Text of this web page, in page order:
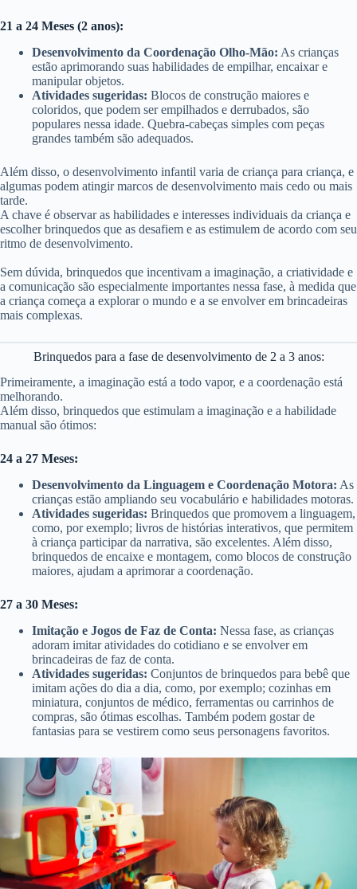
21 a 24 Meses (2 anos):
Desenvolvimento da Coordenação Olho-Mão: As crianças
estão aprimorando suas habilidades de empilhar, encaixar e
manipular objetos.
Atividades sugeridas: Blocos de construção maiores e
coloridos, que podem ser empilhados e derrubados, são
populares nessa idade. Quebra-cabeças simples com peças
grandes também são adequados.
Além disso, o desenvolvimento infantil varia de criança para criança, e
algumas podem atingir marcos de desenvolvimento mais cedo ou mais
tarde.
A chave é observar as habilidades e interesses individuais da criança e
escolher brinquedos que as desafiem e as estimulem de acordo com seu
ritmo de desenvolvimento.
Sem dúvida, brinquedos que incentivam a imaginação, a criatividade e
a comunicação são especialmente importantes nessa fase, à medida que
a criança começa a explorar o mundo e a se envolver em brincadeiras
mais complexas.
Brinquedos para a fase de desenvolvimento de 2 a 3 anos:
Primeiramente, a imaginação está a todo vapor, e a coordenação está
melhorando.
Além disso, brinquedos que estimulam a imaginação e a habilidade
manual são ótimos:
24 a 27 Meses:
Desenvolvimento da Linguagem e Coordenação Motora: As
crianças estão ampliando seu vocabulário e habilidades motoras.
Atividades sugeridas: Brinquedos que promovem a linguagem,
como, por exemplo; livros de histórias interativos, que permitem
à criança participar da narrativa, são excelentes. Além disso,
brinquedos de encaixe e montagem, como blocos de construção
maiores, ajudam a aprimorar a coordenação.
27 a 30 Meses:
Imitação e Jogos de Faz de Conta: Nessa fase, as crianças
adoram imitar atividades do cotidiano e se envolver em
brincadeiras de faz de conta.
Atividades sugeridas: Conjuntos de brinquedos para bebê que
imitam ações do dia a dia, como, por exemplo; cozinhas em
miniatura, conjuntos de médico, ferramentas ou carrinhos de
compras, são ótimas escolhas. Também podem gostar de
fantasias para se vestirem como seus personagens favoritos.